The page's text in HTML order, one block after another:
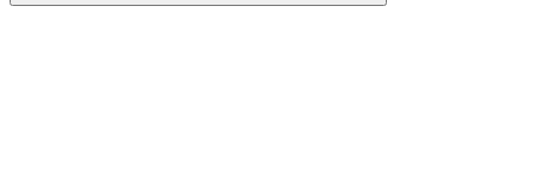
Buscar